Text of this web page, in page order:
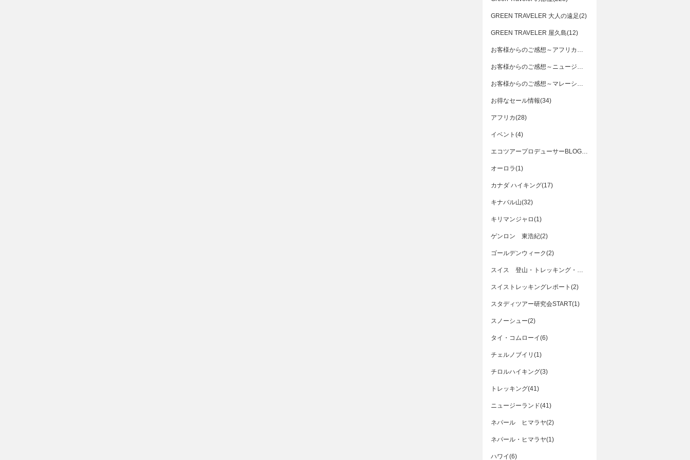
GREEN TRAVELER 大人の遠足(2)
GREEN TRAVELER 屋久島(12)
お客様からのご感想～アフリカ編(5)
お客様からのご感想～ニュージーランド編(2)
お客様からのご感想～マレーシア編(5)
お得なセール情報(34)
アフリカ(28)
イベント(4)
エコツアープロデューサーBLOG(3)
オーロラ(1)
カナダ ハイキング(17)
キナバル山(32)
キリマンジャロ(1)
ゲンロン 東浩紀(2)
ゴールデンウィーク(2)
スイス 登山・トレッキング・ハイキング(2)
スイストレッキングレポート(2)
スタディツアー研究会START(1)
スノーシュー(2)
タイ・コムローイ(6)
チェルノブイリ(1)
チロルハイキング(3)
トレッキング(41)
ニュージーランド(41)
ネパール ヒマラヤ(2)
ネパール・ヒマラヤ(1)
ハワイ(6)